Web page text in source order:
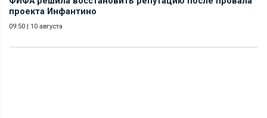
проекта Инфантино
09:50 | 10 августа